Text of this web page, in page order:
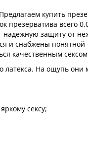
купить
презерватива всего
надежную защиту от
и снабжены понятной
качественным
латекса. На ощупь они
сексу;